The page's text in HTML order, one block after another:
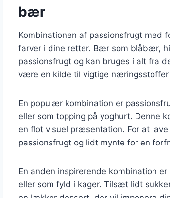
bær
Kombinationen af passionsfrugt med
farver i dine retter. Bær som blåbær,
passionsfrugt og kan bruges i alt fra
være en kilde til vigtige næringsstoffer
En populær kombination er
eller som topping på yoghurt. Denne
en flot visuel præsentation. For at
passionsfrugt og lidt mynte for en
En anden inspirerende kombination
eller som fyld i kager. Tilsæt lidt